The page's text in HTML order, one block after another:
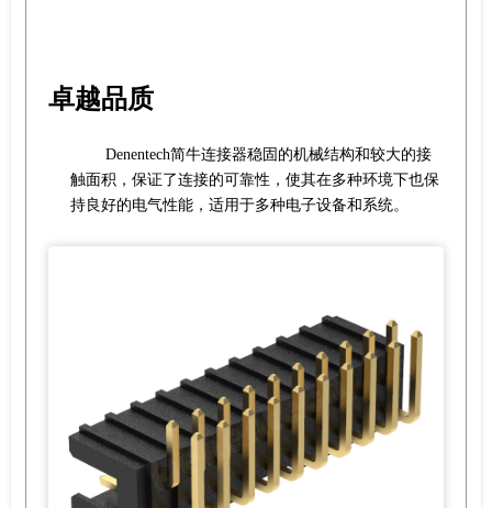
卓越品质
Denentech简牛连接器稳固的机械结构和较大的接
触面积，保证了连接的可靠性，使其在多种环境下也保
持良好的电气性能，适用于多种电子设备和系统。